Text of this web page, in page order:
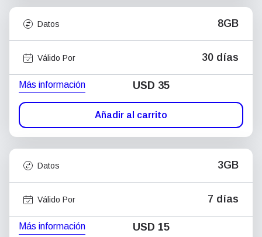
Datos 8GB
Válido Por 30 días
Más información USD 35
Añadir al carrito
Datos 3GB
Válido Por 7 días
Más información USD 15